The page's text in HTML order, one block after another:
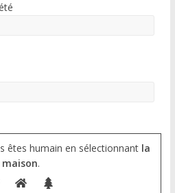
êtes humain en sélectionnant la
maison.